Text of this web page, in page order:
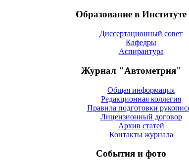
Образование в Институте
Диссертационный совет
Кафедры
Аспирантура
Журнал "Автометрия"
Общая информация
Редакционная коллегия
Правила подготовки
Лицензионный договор
Архив статей
Контакты журнала
События и фото